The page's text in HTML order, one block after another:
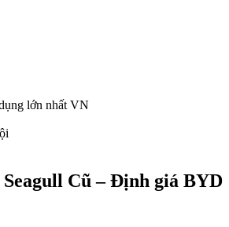
lớn nhất VN
Cũ – Định giá BYD